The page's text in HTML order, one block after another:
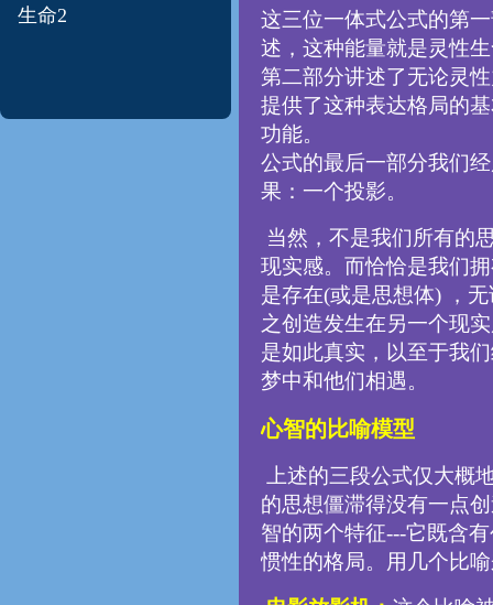
生命2
这三位一体式公式的第
述，这种能量就是灵性
第二部分讲述了无论灵
提供了这种表达格局的
功能。
公式的最后一部分我们
果：一个投影。
当然，不是我们所有的
现实感。而恰恰是我们
是存在(或是思想体) ，
之创造发生在另一个现
是如此真实，以至于我
梦中和他们相遇。
心智的比喻模型
上述的三段公式仅大概
的思想僵滞得没有一点
智的两个特征---它既含
惯性的格局。用几个比